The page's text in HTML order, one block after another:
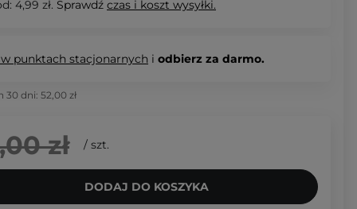
4,99 zł. Sprawdź czas i koszt wysyłki.
punktach stacjonarnych i odbierz za darmo.
30 dni: 52,00 zł
zł / szt.
DODAJ DO KOSZYKA